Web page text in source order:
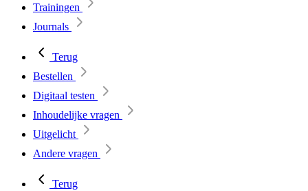
Trainingen
Journals
Terug
Bestellen
Digitaal testen
Inhoudelijke vragen
Uitgelicht
Andere vragen
Terug